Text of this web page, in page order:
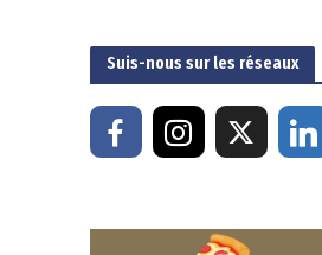
Suis-nous sur les réseaux